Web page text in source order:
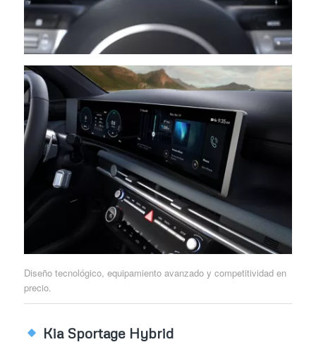
Diseño tecnológico, equipamiento avanzado y competitividad en
precio.
Kia Sportage Hybrid